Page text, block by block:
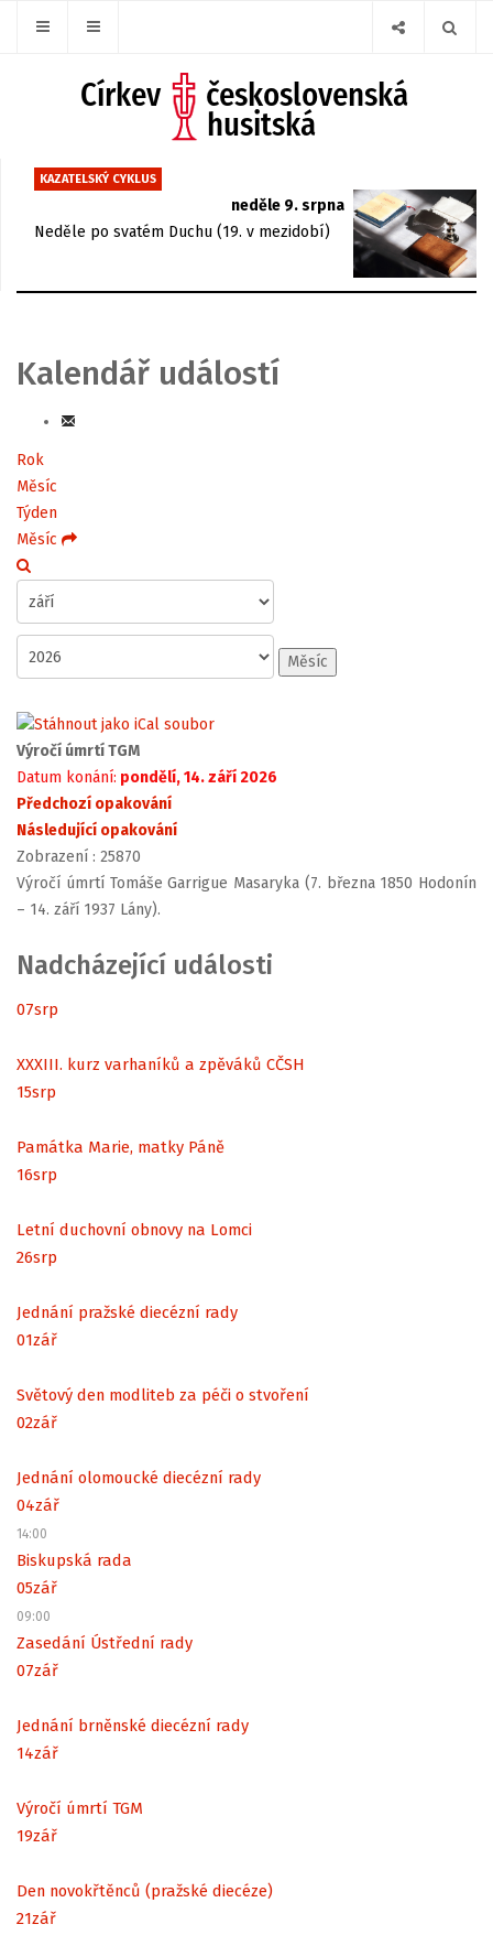
KAZATELSKÝ CYKLUS
neděle 9. srpna
Neděle po svatém Duchu (19. v mezidobí)
Kalendář událostí
Rok
Měsíc
Týden
Měsíc
Měsíc
Výročí úmrtí TGM
Datum konání: pondělí, 14. září 2026
Předchozí opakování
Následující opakování
Zobrazení : 25870
Výročí úmrtí Tomáše Garrigue Masaryka (7. března 1850 Hodonín
– 14. září 1937 Lány).
Nadcházející události
07srp
XXXIII. kurz varhaníků a zpěváků CČSH
15srp
Památka Marie, matky Páně
16srp
Letní duchovní obnovy na Lomci
26srp
Jednání pražské diecézní rady
01zář
Světový den modliteb za péči o stvoření
02zář
Jednání olomoucké diecézní rady
04zář
14:00
Biskupská rada
05zář
09:00
Zasedání Ústřední rady
07zář
Jednání brněnské diecézní rady
14zář
Výročí úmrtí TGM
19zář
Den novokřtěnců (pražské diecéze)
21zář